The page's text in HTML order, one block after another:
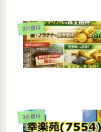
3月優待
3月優待